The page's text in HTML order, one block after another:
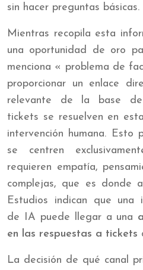
sin hacer preguntas básicas.
Mientras recopila esta
una oportunidad de oro
menciona « problema de
proporcionar un enlace
relevante de la base de
tickets se resuelven en
intervención humana. Esto
se centren
requieren empatía,
complejas, que es donde
Estudios indican que una
de IA puede llegar a una
en las respuestas a tickets
La decisión de qué canal